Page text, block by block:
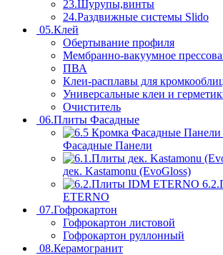
23.Шурупы,винты
24.Раздвижные системы Slido
05.Клей
Обертывание профиля
Мембранно-вакуумное
ПВА
Клеи-расплавы для
Универсальные клеи и
Очиститель
06.Плиты Фасадные
Фасадные Панели
дек. Kastamonu (EvoGloss)
ETERNO
07.Гофрокартон
Гофрокартон листовой
Гофрокартон руллонный
08.Керамогранит